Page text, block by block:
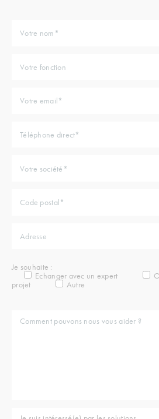
Je souhaite :
Echanger avec un expert
projet
Autre